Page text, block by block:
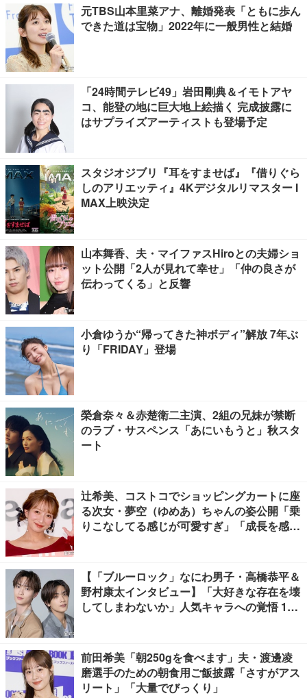
元TBS山本里菜アナ、離婚発表「ともに歩ん
できた道は宝物」2022年に一般男性と結婚
「24時間テレビ49」岩田剛典＆イモトアヤ
コ、能登の地に巨大地上絵描く 完成披露に
はサプライズアーティストも登場予定
スタジオジブリ『耳をすませば』『借りぐら
しのアリエッティ』4Kデジタルリマスター I
MAX上映決定
山本舞香、夫・マイファスHiroとの夫婦ショ
ット公開「2人が見れて幸せ」「仲の良さが
伝わってくる」と反響
小倉ゆうか“帰ってきた神ボディ”解放 7年ぶ
り「FRIDAY」登場
榮倉奈々＆赤楚衛二主演、2組の兄妹が禁断
のラブ・サスペンス「あにいもうと」秋スタ
ート
辻希美、コストコでショッピングカートに座
る次女・夢空（ゆめあ）ちゃんの姿公開「乗
りこなしてる感じが可愛すぎ」「成長を感じ
【「ブルーロック」なにわ男子・高橋恭平＆
野村康太インタビュー】「大好きな存在を壊
してしまわないか」人気キャラへの覚悟 10
前田希美「朝250gを食べます」夫・渡邊凌
磨選手のための朝食用ご飯披露「さすがアス
リート」「大量でびっくり」